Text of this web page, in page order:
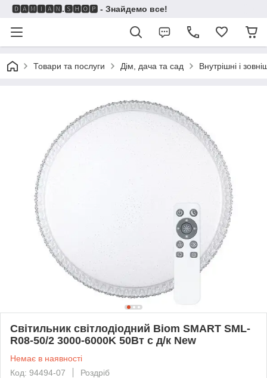
🅳🅰🅼🅸🅰🅽.🆂🅷🅾🅿 - Знайдемо все!
Товари та послуги Дім, дача та сад Внутрішні і
Світильник світлодіодний Biom SMART SML-
R08-50/2 3000-6000K 50Вт с д/к New
Немає в наявності
Код: 94494-07
Роздріб